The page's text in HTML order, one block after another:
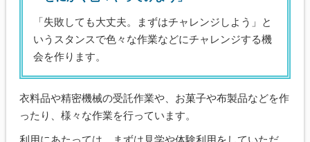
「失敗しても大丈夫。まずはチャレンジしよう」と
いうスタンスで色々な作業などにチャレンジする機
会を作ります。
衣料品や精密機械の受託作業や、お菓子や布製品などを作
ったり、様々な作業を行っています。
利用にあたっては、まずは見学や体験利用をしていただ